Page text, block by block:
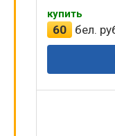
купить
60 бел.